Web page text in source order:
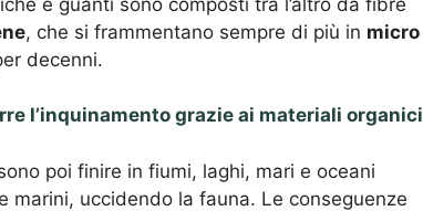
, che si frammentano sempre di più in micro
decenni.
l’inquinamento grazie ai materiali organici
poi finire in fiumi, laghi, mari e oceani
marini, uccidendo la fauna. Le conseguenze